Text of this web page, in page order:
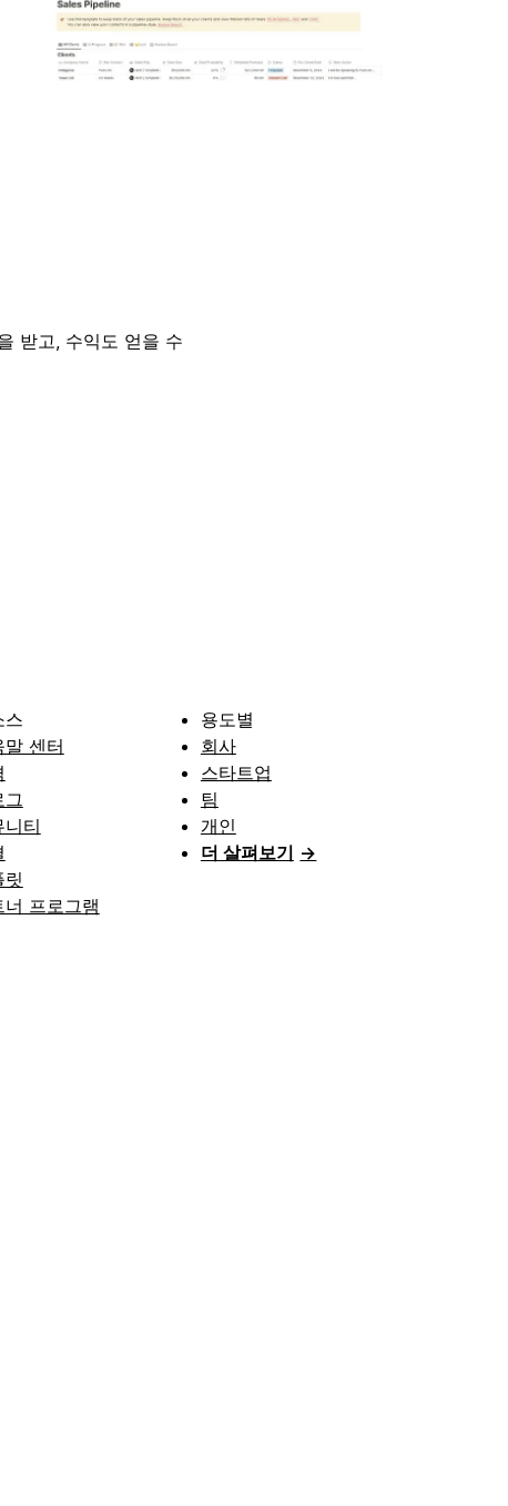
받고, 수익도 얻을 수
스
말 센터
그
니티
릿
너 프로그램
용도별
회사
스타트업
팀
개인
더 살펴보기 →